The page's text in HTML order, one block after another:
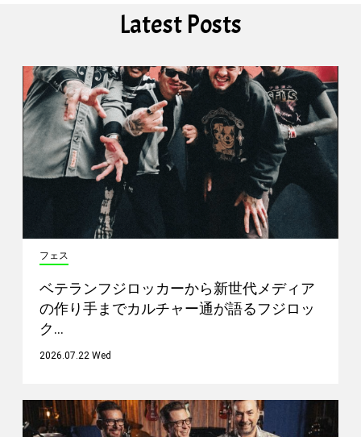
Latest Posts
フェス
ベテランフジロッカーから新世代メディア
の作り手までカルチャー通が語るフジロッ
ク…
2026.07.22 Wed